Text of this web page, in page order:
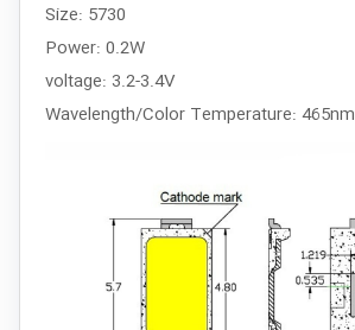
Size: 5730
Power: 0.2W
voltage: 3.2-3.4V
Wavelength/Color Temperature: 465nm